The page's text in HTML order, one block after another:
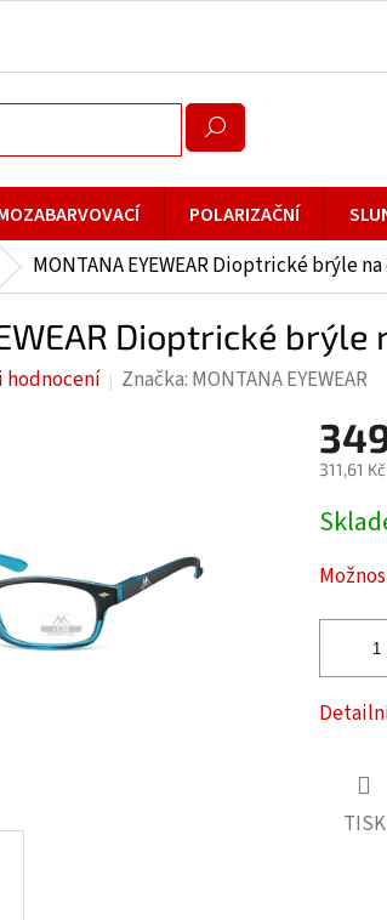
POLARIZAČNÍ
MONTANA EYEWEAR Dioptrické brýle
Dioptrické
hodnocení Značka: MONTANA EYEWEAR
311,61
Měrná
cena:
TISK